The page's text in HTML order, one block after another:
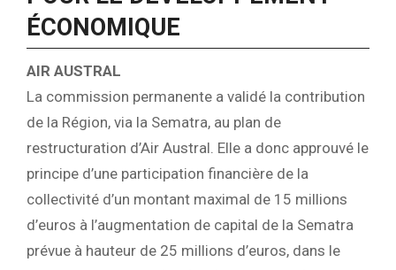
ÉCONOMIQUE
AIR AUSTRAL
La commission permanente a validé la contribution
de la Région, via la Sematra, au plan de
restructuration d’Air Austral. Elle a donc approuvé le
principe d’une participation financière de la
collectivité d’un montant maximal de 15 millions
d’euros à l’augmentation de capital de la Sematra
prévue à hauteur de 25 millions d’euros, dans le